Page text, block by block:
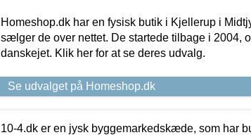
Homeshop.dk har en fysisk butik i Kjellerup i
sælger de over nettet. De startede tilbage i 2004,
danskejet. Klik her for at se deres udvalg.
Se udvalget på Homeshop.dk
10-4.dk er en jysk byggemarkedskæde, som har